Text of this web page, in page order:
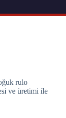
rulo
ve üretimi ile